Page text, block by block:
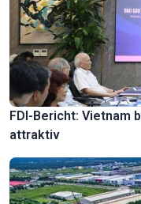
FDI-Bericht: Vietnam
attraktiv